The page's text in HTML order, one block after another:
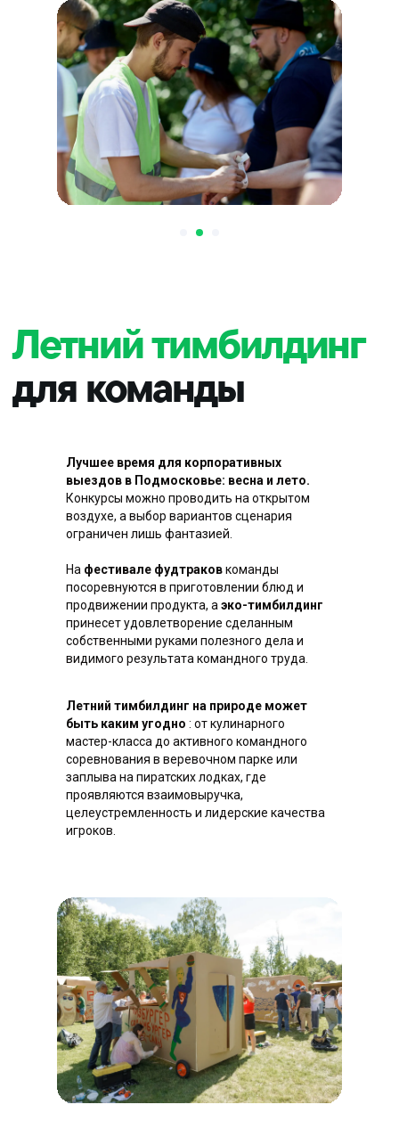
Лучшее время для корпоративных
выездов в Подмосковье: весна и лето.
Конкурсы можно проводить на открытом
воздухе, а выбор вариантов сценария
ограничен лишь фантазией.
На фестивале фудтраковкоманды
посоревнуются в приготовлении блюд и
продвижении продукта, а эко-тимбилдинг
принесет удовлетворение сделанным
собственными руками полезного дела и
видимого результата командного труда.
Летний тимбилдинг на природе может
быть каким угодно : от кулинарного
мастер-класса до активного командного
соревнования в веревочном парке или
заплыва на пиратских лодках, где
проявляются взаимовыручка,
целеустремленность и лидерские качества
игроков.
Где провести
выездной
Подходящие площадки для
проведения. У нас большой выбор
проверенных площадок в Москве и
Подмосковье:
Частыевопросы
Вопросы, которые нам задают при